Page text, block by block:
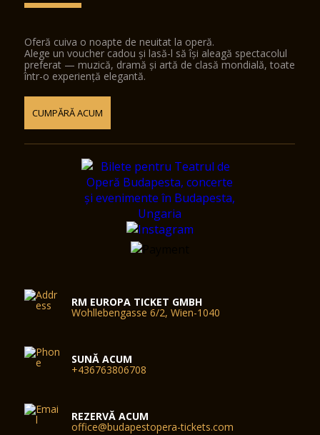
Oferă cuiva o noapte de neuitat la operă.
Alege un voucher cadou și lasă-l să își aleagă spectacolul
preferat — muzică, dramă și artă de clasă mondială, toate
într-o experiență elegantă.
CUMPĂRĂ ACUM
RM EUROPA TICKET GMBH
Wohllebengasse 6/2, Wien-1040
SUNĂ ACUM
+436763806708
REZERVĂ ACUM
office@budapestopera-tickets.com